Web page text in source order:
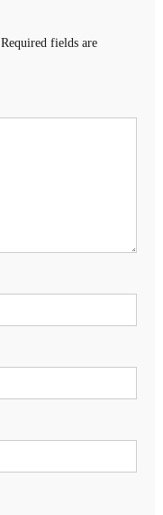
Required fields are